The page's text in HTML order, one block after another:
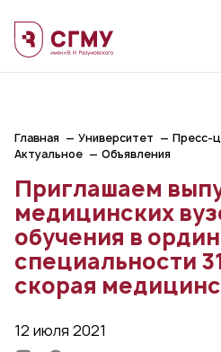
Главная Университет Пресс-
Актуальное
Объявления
Приглашаем
медицинских
обучения в
специальности
скорая
12 июля 2021